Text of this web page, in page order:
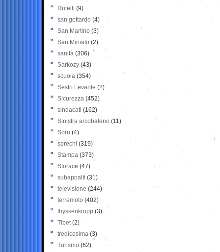
Rutelli (9)
san gottardo (4)
San Martino (3)
San Miniato (2)
sanità (306)
Sarkozy (43)
scuola (354)
Sestri Levante (2)
Sicurezza (452)
sindacati (162)
Sinistra arcobaleno (11)
Soru (4)
sprechi (319)
Stampa (373)
Storace (47)
subappalti (31)
televisione(244)
terremoto (402)
thyssenkrupp (3)
Tibet(2)
tredicesima (3)
Turismo (62)